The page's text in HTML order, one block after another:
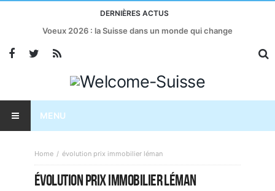
DERNIÈRES ACTUS
Voeux 2026 : la Suisse dans un monde qui change
MENU
Home évolution prix immobilier léman
ÉVOLUTION PRIX IMMOBILIER LÉMAN